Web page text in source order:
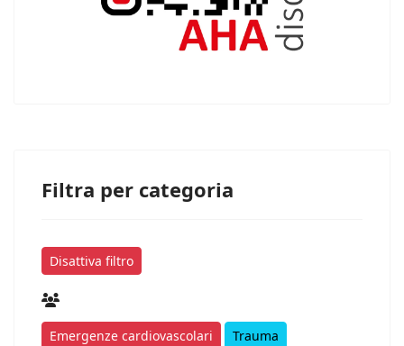
Filtra per categoria
Disattiva filtro
Emergenze cardiovascolari
Trauma